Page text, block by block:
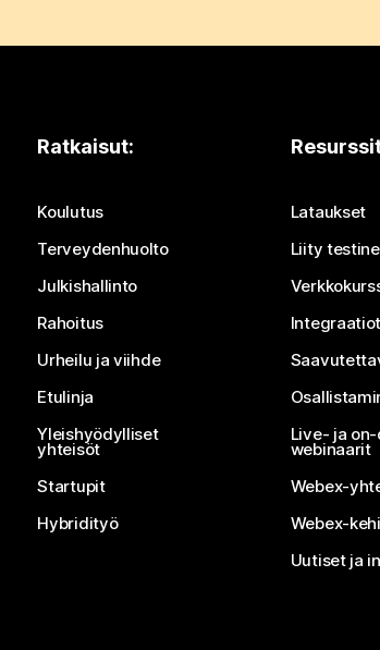
Ratkaisut:
Koulutus
Terveydenhuolto
Julkishallinto
Rahoitus
Urheilu ja viihde
Etulinja
Yleishyödylliset
yhteisöt
Startupit
Hybridityö
Lataukset
Liity
Integraatiot
Live- ja
webinaarit
Webex-
Webex-
Uutiset ja